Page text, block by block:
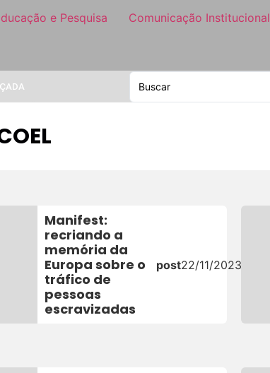
e Pesquisa Comunicação Institucional
Manifest:
recriando a
memória da
Europa sobre o
tráfico de
pessoas
escravizadas
post22/11/2023